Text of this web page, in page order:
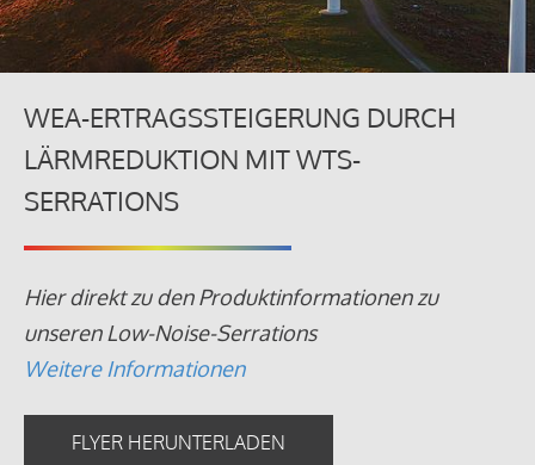
WEA-ERTRAGSSTEIGERUNG DURCH
LÄRMREDUKTION MIT WTS-
SERRATIONS
Hier direkt zu den Produktinformationen zu
unseren Low-Noise-Serrations
Weitere Informationen
FLYER HERUNTERLADEN